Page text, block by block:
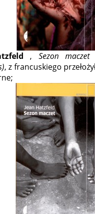
, Sezon
, z francuskiego